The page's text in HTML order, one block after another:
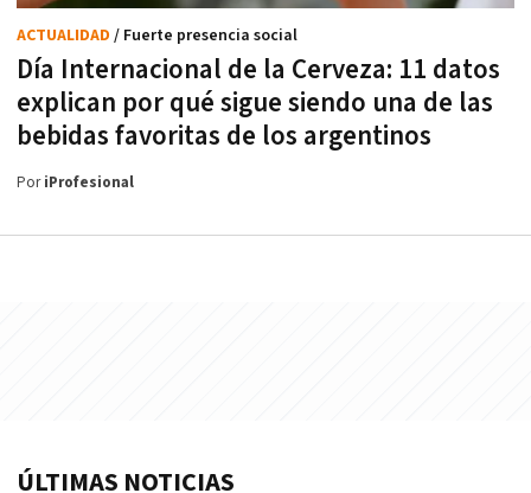
Día Internacional de la Cerveza: 11 datos
explican por qué sigue siendo una de las
bebidas favoritas de los argentinos
ACTUALIDAD / Fuerte presencia social
PoriProfesional
ÚLTIMAS NOTICIAS